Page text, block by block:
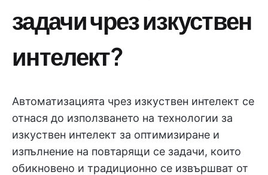
задачи чрез изкуствен
интелект?
Автоматизацията чрез изкуствен интелект се
отнася до използването на технологии за
изкуствен интелект за оптимизиране и
изпълнение на повтарящи се задачи, които
обикновено и традиционно се извършват от